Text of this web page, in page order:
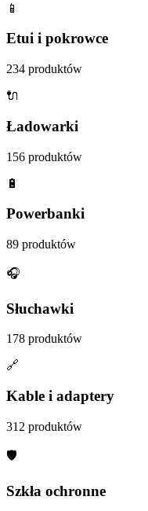
📱
Etui i pokrowce
234 produktów
🔌
Ładowarki
156 produktów
🔋
Powerbanki
89 produktów
🎧
Słuchawki
178 produktów
🔗
Kable i adaptery
312 produktów
🛡️
Szkła ochronne